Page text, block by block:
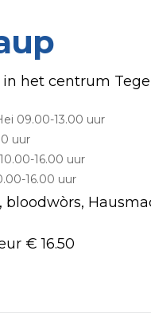
het centrum
09.00-13.00 uur
uur
16.00 uur
16.00 uur
bloodwòrs,
€ 16.50